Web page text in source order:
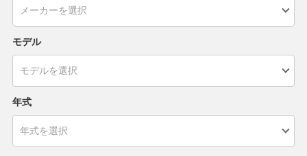
モデル
年式